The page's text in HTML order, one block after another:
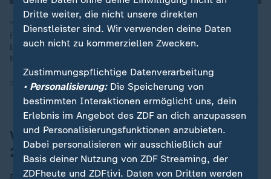
"Wird Russland jemals für diese Gräueltaten auch zur
Rechenschaft gezogen", fragen Butschas Einwohner. Das
berichtet ZDF-Reporterin Alica Jung am Jahrestag des
Massakers in Butscha.
31.03.2026 | 3:07 min
Völkerrechtswidrige Annexion der Krim
2014
Dritte weiter, die nicht unsere direkten
Dienstleister sind. Wir verwenden deine Daten
auch nicht zu kommerziellen Zwecken.
Zustimmungspflichtige Datenverarbeitung
• Personalisierung:Die Speicherung von
bestimmten Interaktionen ermöglicht uns, dein
Erlebnis im Angebot des ZDF an dich anzupassen
und Personalisierungsfunktionen anzubieten.
Dabei personalisieren wir ausschließlich auf
Basis deiner Nutzung von ZDF Streaming, der
ZDFheute und ZDFtivi. Daten von Dritten werden